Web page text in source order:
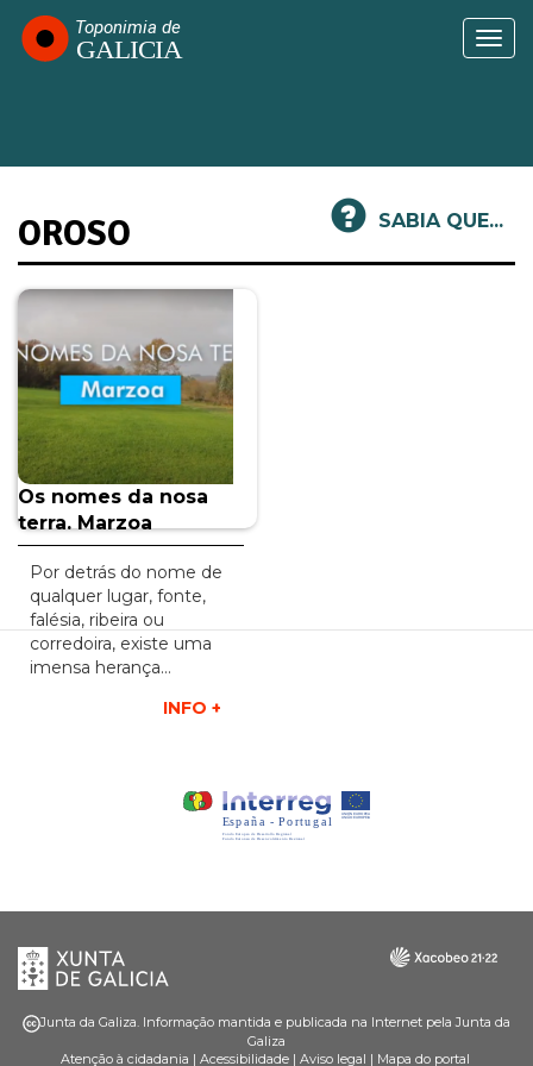
Passar
para
SABIA QUE...
OROSO
Os nomes da nosa
terra. Marzoa
Por detrás do nome de
qualquer lugar, fonte,
falésia, ribeira ou
corredoira, existe uma
imensa herança…
INFO +
Xunta
de
Galicia
Galicia
Junta da Galiza. Informação mantida e publicada na Internet pela Junta da
Galiza
Atenção à cidadania | Acessibilidade | Aviso legal | Mapa do portal